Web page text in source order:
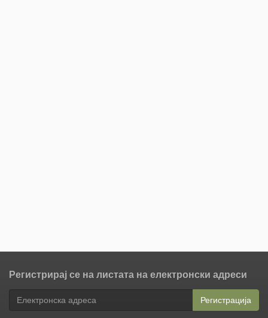
Регистрирај се на листата на електронски адреси
Регистрација